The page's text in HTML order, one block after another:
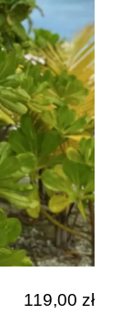
119,00 zł